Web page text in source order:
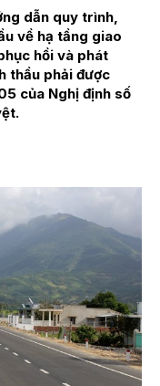
dẫn quy trình,
về hạ tầng giao
hồi và phát
thầu phải được
của Nghị định số